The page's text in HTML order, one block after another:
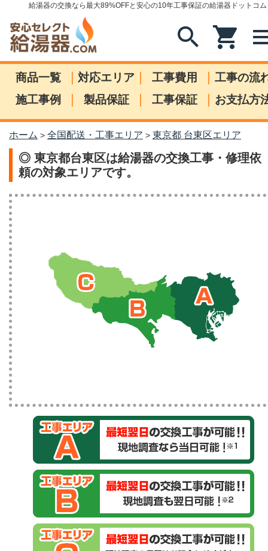
給湯器の交換なら最大89%OFFと安心の10年工事保証の給湯器ドットコム
search shopping_cart
商品一覧 | 対応エリア | 工事費用 | 工事の流
施工事例
| 製品保証 | 工事保証 | お支払方
ホーム > 全国配送・工事エリア > 東京都 台東区エリア
◎ 東京都台東区は給湯器の交換工事・修理依
頼の対象エリアです。